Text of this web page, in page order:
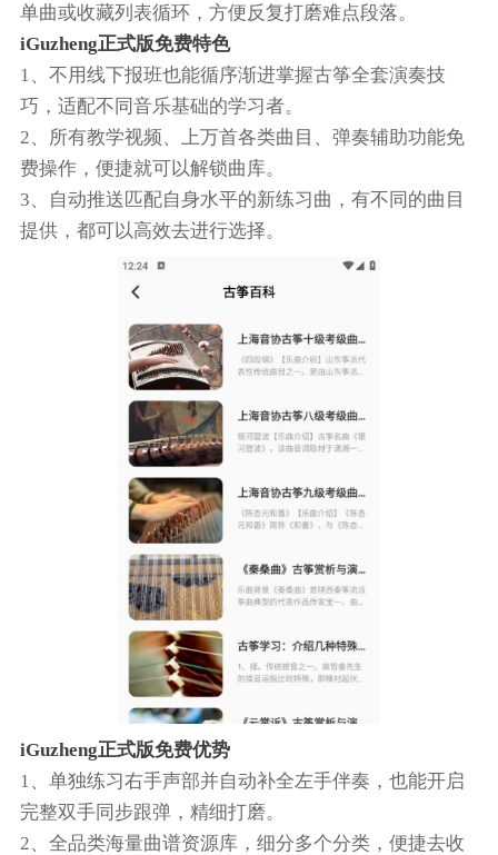
单曲或收藏列表循环，方便反复打磨难点段落。
iGuzheng正式版免费特色
1、不用线下报班也能循序渐进掌握古筝全套演奏技
巧，适配不同音乐基础的学习者。
2、所有教学视频、上万首各类曲目、弹奏辅助功能免
费操作，便捷就可以解锁曲库。
3、自动推送匹配自身水平的新练习曲，有不同的曲目
提供，都可以高效去进行选择。
iGuzheng正式版免费优势
1、单独练习右手声部并自动补全左手伴奏，也能开启
完整双手同步跟弹，精细打磨。
2、全品类海量曲谱资源库，细分多个分类，便捷去收